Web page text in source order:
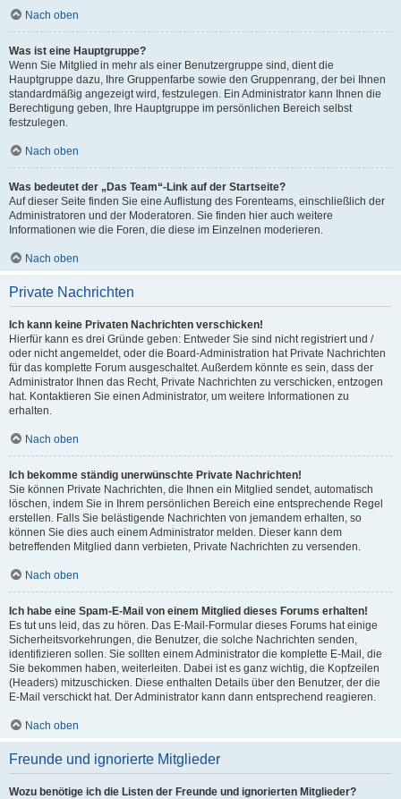
Nach oben
Was ist eine Hauptgruppe?
Wenn Sie Mitglied in mehr als einer Benutzergruppe sind, dient die
Hauptgruppe dazu, Ihre Gruppenfarbe sowie den Gruppenrang, der bei Ihnen
standardmäßig angezeigt wird, festzulegen. Ein Administrator kann Ihnen die
Berechtigung geben, Ihre Hauptgruppe im persönlichen Bereich selbst
festzulegen.
Nach oben
Was bedeutet der „Das Team“-Link auf der Startseite?
Auf dieser Seite finden Sie eine Auflistung des Forenteams, einschließlich der
Administratoren und der Moderatoren. Sie finden hier auch weitere
Informationen wie die Foren, die diese im Einzelnen moderieren.
Nach oben
Private Nachrichten
Ich kann keine Privaten Nachrichten verschicken!
Hierfür kann es drei Gründe geben: Entweder Sie sind nicht registriert und /
oder nicht angemeldet, oder die Board-Administration hat Private Nachrichten
für das komplette Forum ausgeschaltet. Außerdem könnte es sein, dass der
Administrator Ihnen das Recht, Private Nachrichten zu verschicken, entzogen
hat. Kontaktieren Sie einen Administrator, um weitere Informationen zu
erhalten.
Nach oben
Ich bekomme ständig unerwünschte Private Nachrichten!
Sie können Private Nachrichten, die Ihnen ein Mitglied sendet, automatisch
löschen, indem Sie in Ihrem persönlichen Bereich eine entsprechende Regel
erstellen. Falls Sie belästigende Nachrichten von jemandem erhalten, so
können Sie dies auch einem Administrator melden. Dieser kann dem
betreffenden Mitglied dann verbieten, Private Nachrichten zu versenden.
Nach oben
Ich habe eine Spam-E-Mail von einem Mitglied dieses Forums erhalten!
Es tut uns leid, das zu hören. Das E-Mail-Formular dieses Forums hat einige
Sicherheitsvorkehrungen, die Benutzer, die solche Nachrichten senden,
identifizieren sollen. Sie sollten einem Administrator die komplette E-Mail, die
Sie bekommen haben, weiterleiten. Dabei ist es ganz wichtig, die Kopfzeilen
(Headers) mitzuschicken. Diese enthalten Details über den Benutzer, der die
E-Mail verschickt hat. Der Administrator kann dann entsprechend reagieren.
Nach oben
Freunde und ignorierte Mitglieder
Wozu benötige ich die Listen der Freunde und ignorierten Mitglieder?